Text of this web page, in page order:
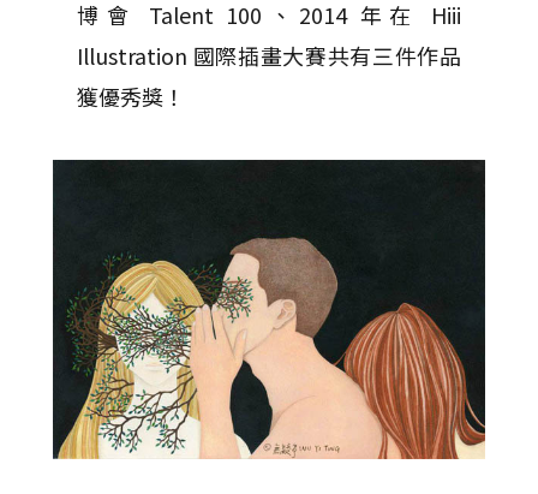
博會 Talent 100、2014 年在 Hiii
Illustration 國際插畫大賽共有三件作品
獲優秀獎！